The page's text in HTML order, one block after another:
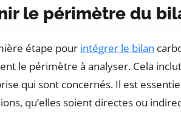
le périmètre du
étape pour intégrer le bilan
le périmètre à analyser. Cela
qui sont concernés. Il est
qu’elles soient directes ou